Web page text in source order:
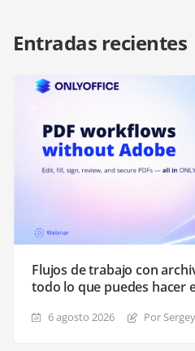
Entradas recientes
Flujos de trabajo con
todo lo que puedes hacer
6 agosto 2026 Por Sergey